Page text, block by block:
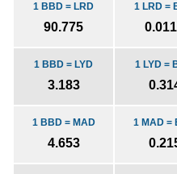
1 LRD =
1 BBD = LRD
90.775
1 LYD =
1 BBD = LYD
3.183
1 MAD =
1 BBD = MAD
4.653